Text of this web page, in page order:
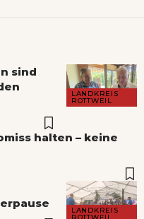
LANDKREIS
ROTTWEIL
sind
halten – keine
LANDKREIS